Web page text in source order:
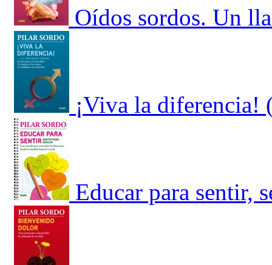
Oídos sordos. Un
¡Viva la
Educar para sentir,